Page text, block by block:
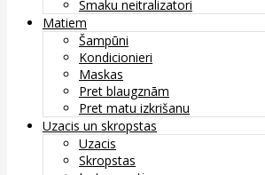
Smaku neitralizatori
Matiem
Šampūni
Kondicionieri
Maskas
Pret blaugznām
Pret matu izkrišanu
Uzacis un skropstas
Uzacis
Skropstas